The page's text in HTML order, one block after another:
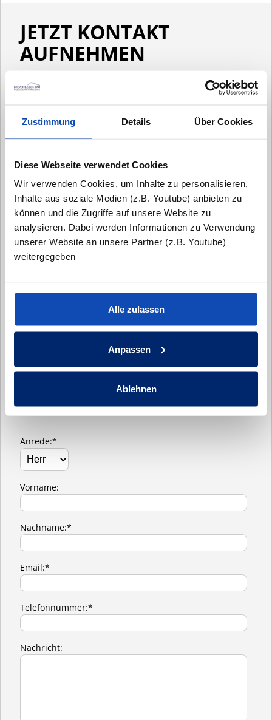
Zustimmung Details Über Cookies
Diese Webseite verwendet Cookies
Wir verwenden Cookies, um Inhalte zu personalisieren,
Inhalte aus soziale Medien (z.B. Youtube) anbieten zu
können und die Zugriffe auf unsere Website zu
analysieren. Dabei werden Informationen zu Verwendung
unserer Website an unsere Partner (z.B. Youtube)
weitergegeben
Alle zulassen
Anpassen
Ablehnen
JETZT KONTAKT
AUFNEHMEN
Gespräch können wir Ihre Ideen und Wünsche zu
einem anfassbaren, massiven Zuhause für Ihre
Familie werden lassen."
Wir freuen uns auf Ihre Kontaktanfrage und
darauf, Sie persönlich kennenzulernen.
Anrede:*
Vorname:
Nachname:*
Email:*
Telefonnummer:*
Nachricht: